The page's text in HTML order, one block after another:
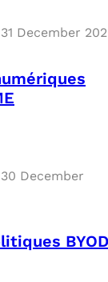
31 December
30 December
BYOD